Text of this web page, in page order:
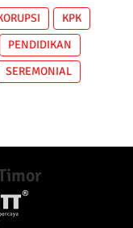
KPK
PENDIDIKAN
SEREMONIAL